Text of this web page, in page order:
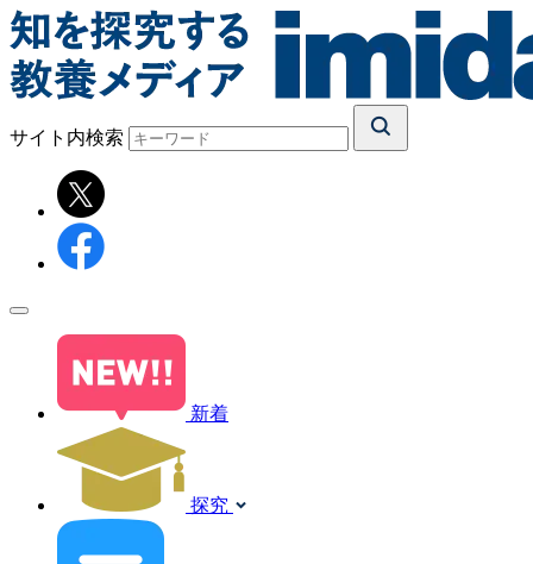
サイト内検索
新着
探究